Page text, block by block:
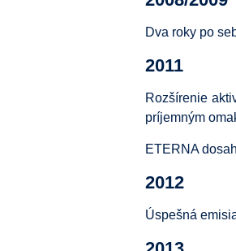
Dva roky po
2011
Rozšírenie
príjemným
ETERNA
2012
Úspešná